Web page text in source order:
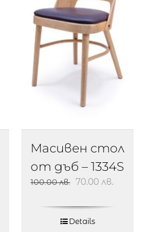
Масивен стол
от дъб – 1334S
100.00лв. 70.00 лв.
Details